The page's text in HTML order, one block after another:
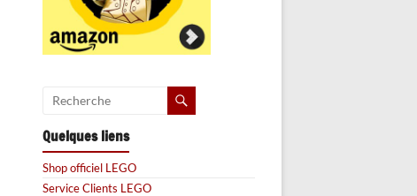
Quelques liens
Shop officiel LEGO
Service Clients LEGO